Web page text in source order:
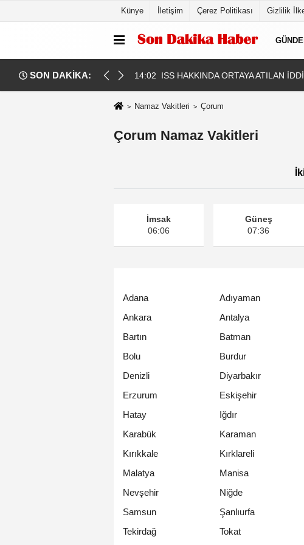
Künye İletişim Çerez Politikası Gizlilik
SON DAKİKA:
TARTIŞILIYOR. ORTADA BİR MİLLİ GÜVENLİK SORUNU MU VAR?
14:02 ISS HAKKINDA ORTAYA ATILAN
Namaz Vakitleri Çorum
Çorum Namaz Vakitleri
İmsak
06:06
Güneş
07:36
Adana Adıyaman
Ankara
Antalya
Bartın
Batman
Bolu
Burdur
Denizli
Diyarbakır
Erzurum
Eskişehir
Hatay
Iğdır
Karabük
Karaman
Kırıkkale
Kırklareli
Malatya
Manisa
Nevşehir
Niğde
Samsun
Şanlıurfa
Tekirdağ
Tokat